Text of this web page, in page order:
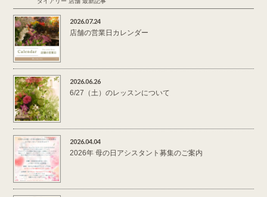
2026.07.24
店舗の営業日カレンダー
2026.06.26
6/27（土）のレッスンについて
2026.04.04
2026年 母の日アシスタント募集のご案内